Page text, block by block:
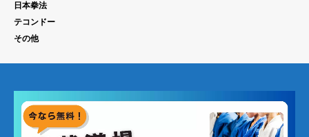
日本拳法
テコンドー
その他